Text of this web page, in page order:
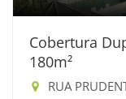
Cobertura
180m²
RUA